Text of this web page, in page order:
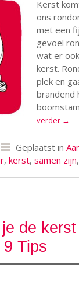
Kerst
ons
met een
gevoel
wat er
kerst.
plek en
brandend
verder →
Geplaatst in
, kerst, samen zijn,
de
Tips